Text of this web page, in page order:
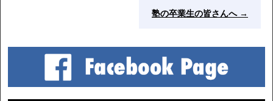
塾の卒業生の皆さんへ →